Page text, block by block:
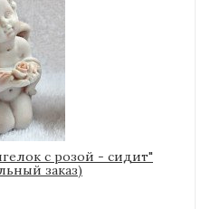
с розой - сидит"
заказ)